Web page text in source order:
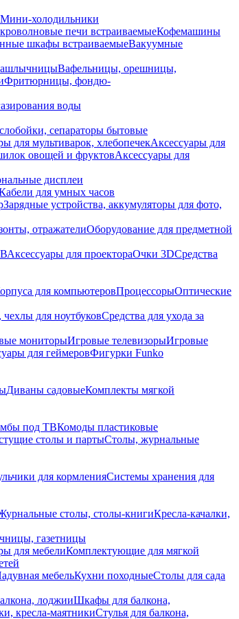
Мини-холодильники
печи встраиваемыеКофемашины
шкафы встраиваемыеВакуумные
Вафельницы, орешницы,
Фритюрницы, фондю-
воды
сепараторы бытовые
для мультиварок, хлебопечекАксессуары для
овощей и фруктовАксессуары для
дисплеи
для умных часов
Зарядные устройства, аккумуляторы для фото,
отражателиОборудование для предметной
Аксессуары для проектораОчки 3DСредства
для компьютеровПроцессорыОптические
для ноутбуковСредства для ухода за
мониторыИгровые телевизорыИгровые
для геймеровФигурки Funko
Диваны садовыеКомплекты мягкой
под ТВКомоды пластиковые
столы и партыСтолы, журнальные
для кормленияСистемы хранения для
столы, столы-книгиКресла-качалки,
газетницы
для мебелиКомплектующие для мягкой
мебельКухни походныеСтолы для сада
лоджииШкафы для балкона,
кресла-маятникиСтулья для балкона,